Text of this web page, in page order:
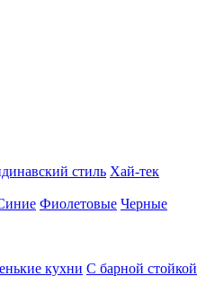
стиль Хай-тек
Фиолетовые Черные
кухни С барной стойкой